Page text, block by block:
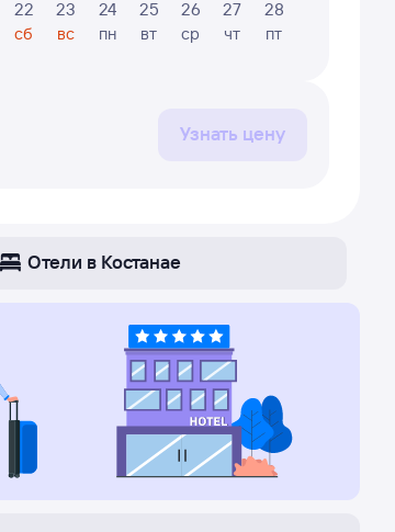
22
сб
23
вс
24
пн
25
вт
26
ср
27
чт
28
пт
Узнать цену
Отели в Костанае